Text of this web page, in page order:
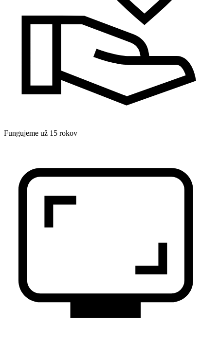
Fungujeme už 15 rokov